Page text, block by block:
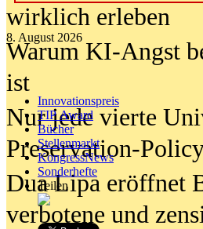
8. August 2026
Innovationspreis
TIP Award
Bücher
Stellenmarkt
KongressNews
Sonderhefte
Teilen
wirklich erleben
Warum KI-Angst
ist
Nur jede vierte
Preservation-
Dua Lipa eröffnet
verbotene und